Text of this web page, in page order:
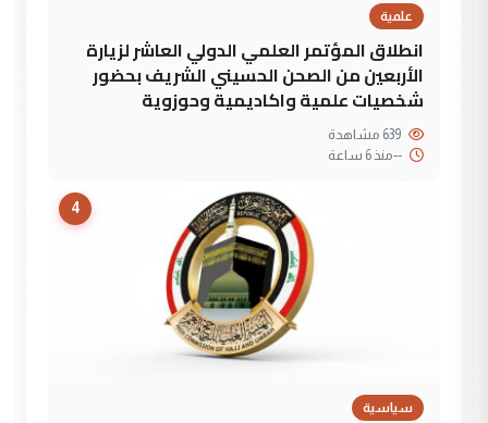
علمية
انطلاق المؤتمر العلمي الدولي العاشر لزيارة
الأربعين من الصحن الحسيني الشريف بحضور
شخصيات علمية واكاديمية وحوزوية
--منذ 6 ساعة
4
سياسية